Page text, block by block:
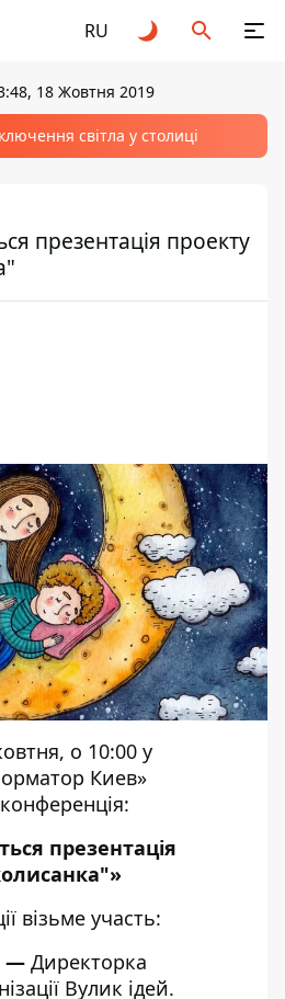
RU
18 Жовтня 2019
світла у столиці
презентація проекту
о 10:00 у
Киев»
презентація
візьме участь:
— Директорка
Вулик ідей.